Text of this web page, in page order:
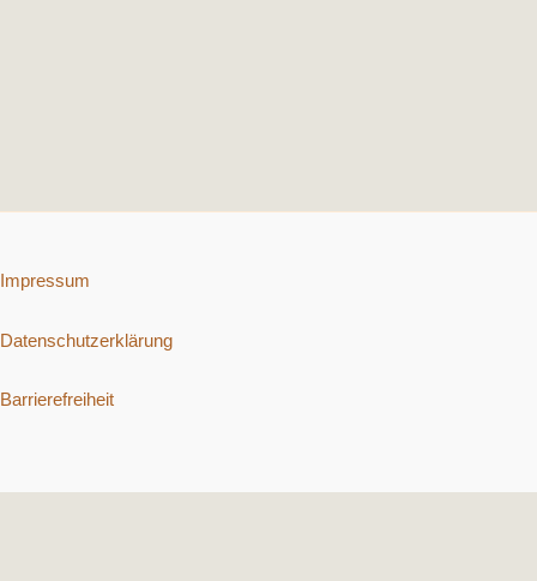
Impressum
Datenschutzerklärung
Barrierefreiheit